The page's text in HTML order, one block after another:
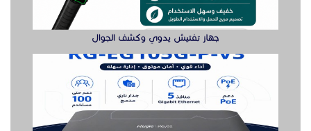
بوابة مواقف ايطالى Came بوابه